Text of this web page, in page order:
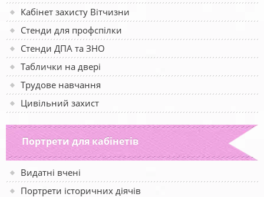
Кабінет захисту Вітчизни
Стенди для профспілки
Стенди ДПА та ЗНО
Таблички на двері
Трудове навчання
Цивільний захист
Портрети для кабінетів
Видатні вчені
Портрети історичних діячів